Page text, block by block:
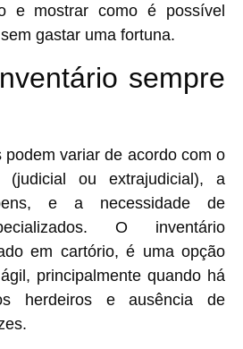
e mostrar como é possível
gastar uma fortuna.
sempre
podem variar de acordo com o
(judicial ou extrajudicial), a
e a necessidade de
O inventário
em cartório, é uma opção
principalmente quando há
herdeiros e ausência de